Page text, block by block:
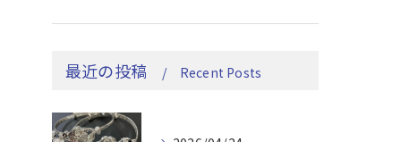
最近の投稿 Recent Posts